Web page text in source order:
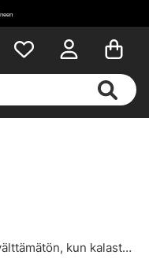
kun kalastat